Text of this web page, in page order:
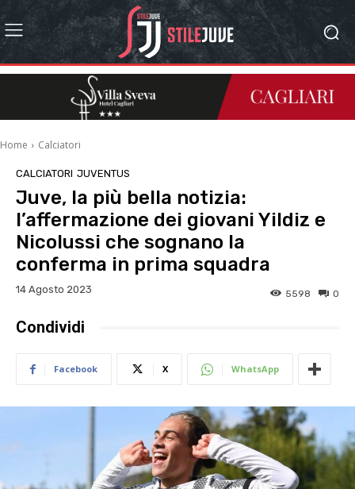
Home Calciatori
CALCIATORI JUVENTUS
Juve, la più bella notizia:
l’affermazione dei giovani Yildiz e
Nicolussi che sognano la
conferma in prima squadra
14 Agosto 2023 0
5598
Condividi
Facebook X WhatsApp